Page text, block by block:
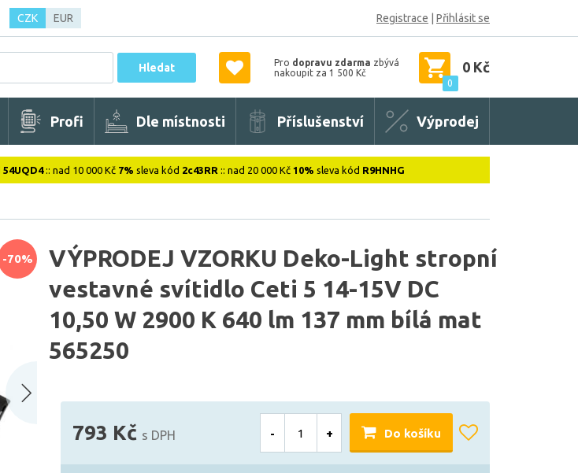
CZK EUR Registrace Přihlásit se
Hledat Pro dopravu zdarma zbývá
nakoupit za 1 500 Kč
0
0 Kč
Profi Dle místnosti Příslušenství Výprodej
54UQD4:: nad 10 000 Kč 7% sleva kód 2c43RR :: nad 20 000 Kč 10% sleva kód R9HNHG
VÝPRODEJ VZORKU Deko-Light stropní
vestavné svítidlo Ceti 5 14-15V DC
10,50 W 2900 K 640 lm 137 mm bílá mat
565250
-70%
793 Kč s DPH - + Do košíku